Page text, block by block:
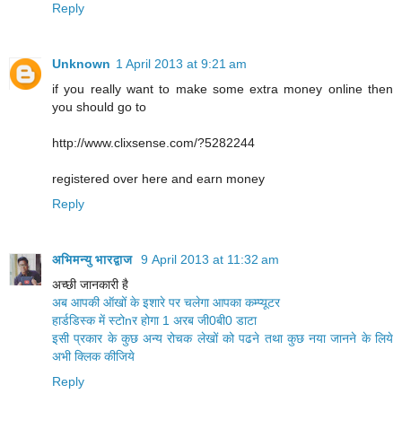
Reply
Unknown 1 April 2013 at 9:21 am
if you really want to make some extra money online then
you should go to
http://www.clixsense.com/?5282244
registered over here and earn money
Reply
अभिमन्‍यु भारद्वाज 9 April 2013 at 11:32 am
अच्‍छी जानकारी है
अब आपकी ऑखों के इशारे पर चलेगा आपका कम्‍प्‍यूटर
हार्डडिस्क में स्टोnर होगा 1 अरब जी0बी0 डाटा
इसी प्रकार के कुछ अन्य रोचक लेखों को पढने तथा कुछ नया जानने के लिये
अभी क्लिक कीजिये
Reply